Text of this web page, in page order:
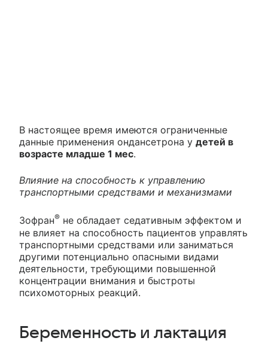
В настоящее время имеются ограниченные
данные применения ондансетрона у детей в
возрасте младше 1 мес.
Влияние на способность к управлению
транспортными средствами и механизмами
Зофран® не обладает седативным эффектом и
не влияет на способность пациентов управлять
транспортными средствами или заниматься
другими потенциально опасными видами
деятельности, требующими повышенной
концентрации внимания и быстроты
психомоторных реакций.
Беременность и лактация